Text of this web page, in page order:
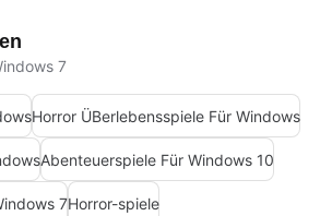
7
Horror ÜBerlebensspiele Für Windows
Abenteuerspiele Für Windows 10
7Horror-spiele